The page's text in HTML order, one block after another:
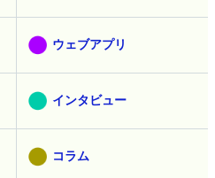
ウェブアプリ
インタビュー
コラム